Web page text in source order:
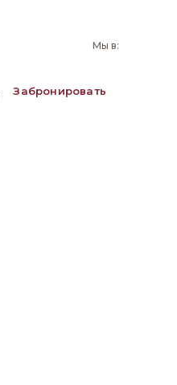
Мы в:
Забронировать